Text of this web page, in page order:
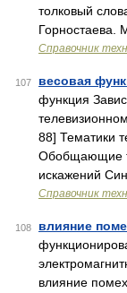
толковый
Горностаева.
Справочник
107 весовая
функция
88] Тематики
Обобщающие
искажений
Справочник
108 влияние
влияние